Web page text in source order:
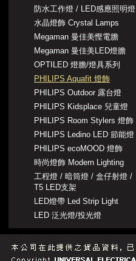
防水工作燈 / LED感應照明燈
水晶燈飾 Crystal Lamps
Megaman 曼佳美慳電膽
Megaman 曼佳美LED燈膽
OPTILED 燈膽/燈具系列
PHILIPS Aquafit 燈飾
PHILIPS Outdoor 露台燈
PHILIPS Kidsplace 兒童燈
PHILIPS Room Stylers 燈飾
PHILIPS Ledino LED 節能燈
PHILIPS ecoMOOD 燈飾
時尚燈飾 Modern Lighting
工程燈 / 暗筒燈 / 盒仔射燈 /
T5 LED支架
LED燈帶 Led Strip Light
LED 泛光燈/投光燈